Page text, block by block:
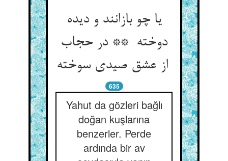
یا چو بازانند و دیده
دوخته ** در حجاب
از عشق صیدی سوخته
635
Yahut da gözleri bağlı
doğan kuşlarına
benzerler. Perde
ardında bir av